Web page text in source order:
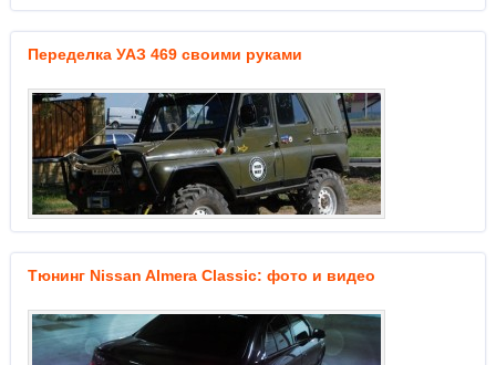
Переделка УАЗ 469 своими руками
Тюнинг Nissan Almera Classic: фото и видео